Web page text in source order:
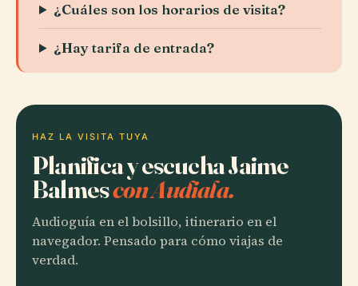
¿Cuáles son los horarios de visita?
¿Hay tarifa de entrada?
HAZ LA VISITA TUYA
Planifica y escucha Jaime
Balmescon Audiala.
Audioguía en el bolsillo, itinerario en el
navegador. Pensado para cómo viajas de
verdad.